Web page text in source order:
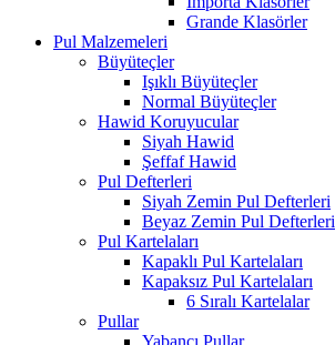
Grande Klasörler
Pul Malzemeleri
Büyüteçler
Işıklı Büyüteçler
Normal Büyüteçler
Hawid Koruyucular
Siyah Hawid
Şeffaf Hawid
Pul Defterleri
Siyah Zemin Pul Defterleri
Beyaz Zemin Pul Defterleri
Pul Kartelaları
Kapaklı Pul Kartelaları
Kapaksız Pul Kartelaları
6 Sıralı Kartelalar
Pullar
Yabancı Pullar